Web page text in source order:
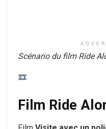
Scénario du film Ride
Film Ride